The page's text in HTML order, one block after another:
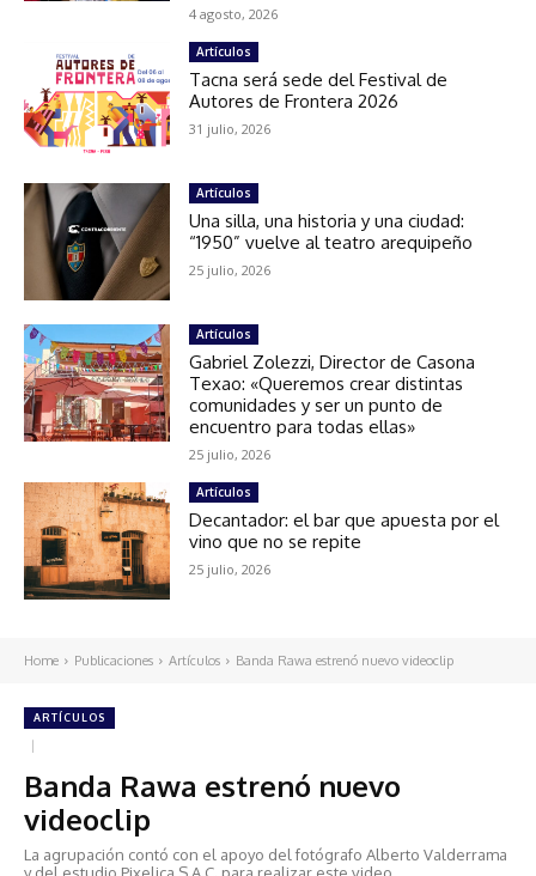
4 agosto, 2026
Artículos
Tacna será sede del Festival de
Autores de Frontera 2026
31 julio, 2026
Artículos
Una silla, una historia y una ciudad:
“1950” vuelve al teatro arequipeño
25 julio, 2026
Artículos
Gabriel Zolezzi, Director de Casona
Texao: «Queremos crear distintas
comunidades y ser un punto de
encuentro para todas ellas»
25 julio, 2026
Artículos
Decantador: el bar que apuesta por el
vino que no se repite
25 julio, 2026